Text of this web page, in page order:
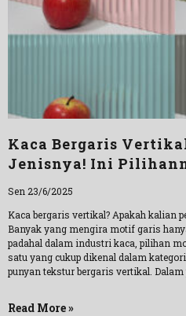
Kaca Bergaris
Jenisnya! Ini
Sen 23/6/2025
Kaca bergaris vertikal? Apakah kalian
Banyak yang mengira motif garis
padahal dalam industri kaca, pilihan
satu yang cukup dikenal dalam
punyan tekstur bergaris vertikal.
Read More »